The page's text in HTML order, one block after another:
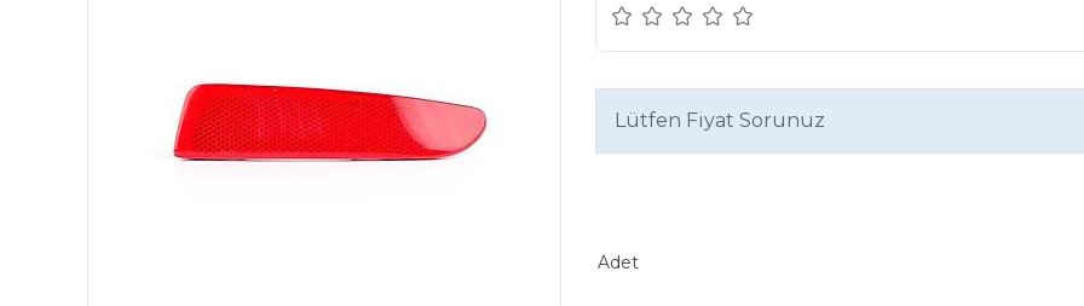
Lütfen Fiyat Sorunuz
Adet